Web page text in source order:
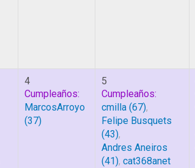
4
Cumpleaños:
MarcosArroyo
(37)
5
Cumpleaños:
cmilla (67),
Felipe Busquets
(43),
Andres Aneiros
(41), cat368anet